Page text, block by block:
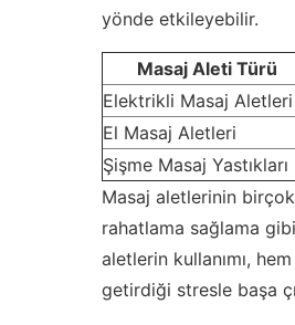
yönde etkileyebilir.
Masaj Aleti Türü
Elektrikli Masaj Aletleri
El Masaj Aletleri
Şişme Masaj Yastıkları
Masaj aletlerinin
rahatlama sağlama
aletlerin kullanımı,
getirdiği stresle başa